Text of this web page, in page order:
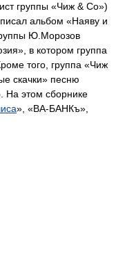
группы «Чиж & Со»)
альбом «Наяву и
Ю.Морозов
в котором группа
того, группа «Чиж
скачки» песню
На этом сборнике
», «ВА-БАНКъ»,